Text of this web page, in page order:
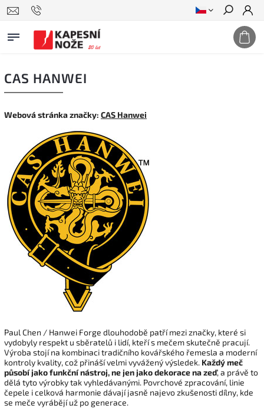
Hledat
CAS HANWEI
Webová stránka značky: CAS Hanwei
Paul Chen / Hanwei Forge dlouhodobě patří mezi značky, které si
vydobyly respekt u sběratelů i lidí, kteří s mečem skutečně pracují.
Výroba stojí na kombinaci tradičního kovářského řemesla a moderní
kontroly kvality, což přináší velmi vyvážený výsledek. Každý meč
působí jako funkční nástroj, ne jen jako dekorace na zeď, a právě to
dělá tyto výrobky tak vyhledávanými. Povrchové zpracování, linie
čepele i celková harmonie dávají jasně najevo zkušenosti dílny, kde
se meče vyrábějí už po generace.